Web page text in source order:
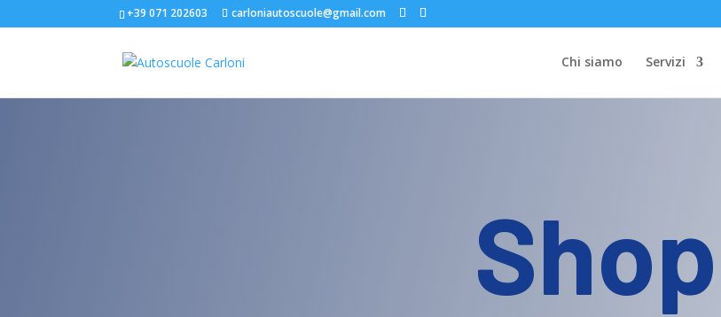
+39 071 202603 carloniautoscuole@gmail.com
Chi siamo Servizi
Shop